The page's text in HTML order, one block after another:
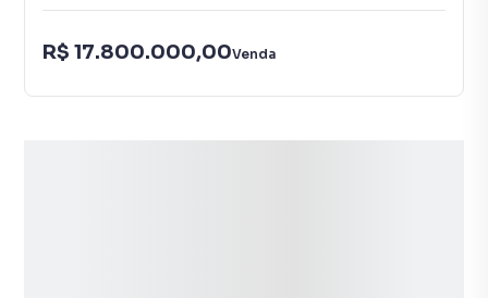
R$ 17.800.000,00Venda